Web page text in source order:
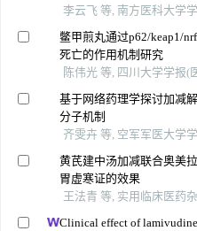
李云飞 等, 南方医科大学
鳖甲煎丸通过p62/keap1/
死亡的作用机制研究
陈伟光 等, 四川大学学报(
基于网络药理学探讨加减
分子机制
齐雯卉 等, 空军军医大学
黄芪建中汤加减联合奥美
胃虚寒证的效果
王法青 等, 实用临床医药
Clinical effect of